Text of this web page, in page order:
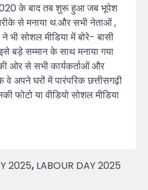
के बाद तब शुरू हुआ जब भूपेश
से मनाया थ.और सभी नेताओं ,
भी सोशल मीडिया में बोरे- बासी
बड़े सम्मान के साथ मनाया गया
की ओर से सभी कार्यकर्ताओं और
अपने घरों में पारंपरिक छत्तीसगढ़ी
फोटो या वीडियो सोशल मीडिया
2025, LABOUR DAY 2025